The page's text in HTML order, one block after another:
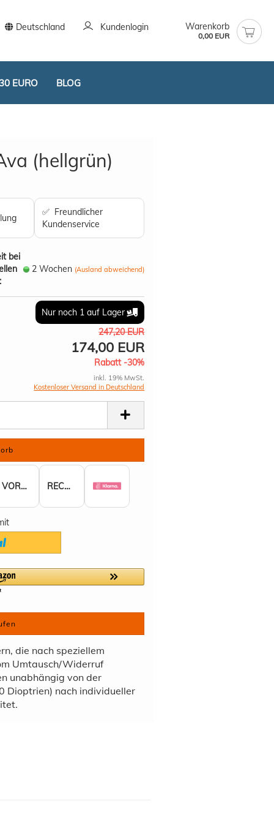
Deutschland Kundenlogin
vergessen?
Warenkorb
0,00 EUR
EURO BLOG
(hellgrün)
✅ Freundlicher
Kundenservice
bei
2 Wochen (Ausland abweichend)
Nur noch 1 auf Lager
247,20 EUR
174,00 EUR
Rabatt -30%
inkl. 19% MwSt.
Kostenloser Versand in Deutschland
VORKASSE RECHNUNG
die nach speziellem
Umtausch/Widerruf
unabhängig von der
Dioptrien) nach individueller